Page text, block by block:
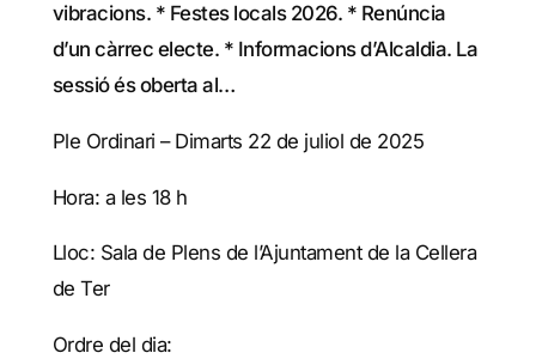
vibracions. * Festes locals 2026. * Renúncia
d’un càrrec electe. * Informacions d’Alcaldia. La
sessió és oberta al…
Ple Ordinari – Dimarts 22 de juliol de 2025
Hora: a les 18 h
Lloc: Sala de Plens de l’Ajuntament de la Cellera
de Ter
Ordre del dia: